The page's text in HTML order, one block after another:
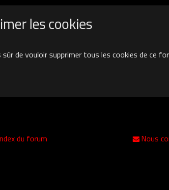
les cookies
de vouloir supprimer tous les cookies de ce
du forum Nous